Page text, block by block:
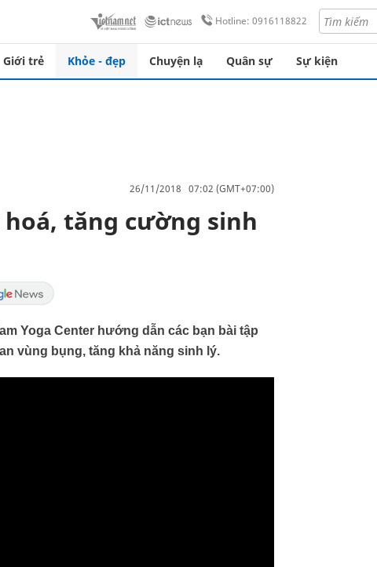
Hotline: 0916118822
Giới trẻ Khỏe - đẹp Chuyện lạ Quân sự Sự kiện
26/11/2018 07:02 (GMT+07:00)
tăng cường sinh
Yoga Center hướng dẫn các bạn bài tập
vùng bụng, tăng khả năng sinh lý.